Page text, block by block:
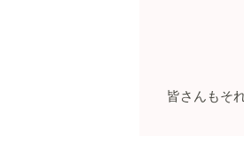
皆さんもそ